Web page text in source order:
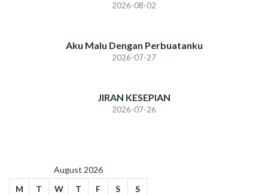
2026-08-02
Aku Malu Dengan Perbuatanku
2026-07-27
JIRAN KESEPIAN
2026-07-26
August 2026
M
T W T F S S